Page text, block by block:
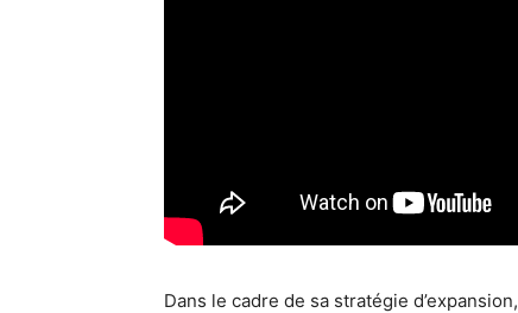
Dans le cadre de sa stratégie d’expansion,